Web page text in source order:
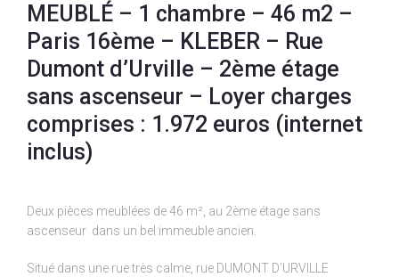
MEUBLÉ – 1 chambre – 46 m2 –
Paris 16ème – KLEBER – Rue
Dumont d’Urville – 2ème étage
sans ascenseur – Loyer charges
comprises : 1.972 euros (internet
inclus)
Deux pièces meublées de 46 m², au 2ème étage sans
ascenseur dans un bel immeuble ancien.
Situé dans une rue très calme, rue DUMONT D’URVILLE